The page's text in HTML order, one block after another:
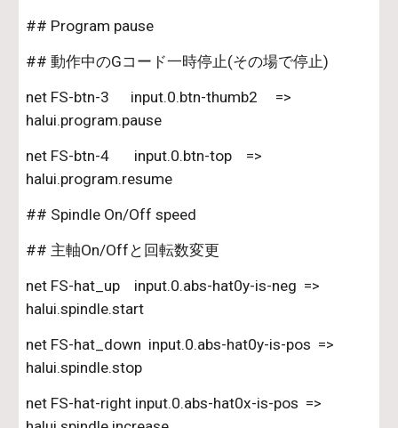
## Program pause
## 動作中のGコード一時停止(その場で停止)
net FS-btn-3      input.0.btn-thumb2     =>
halui.program.pause
net FS-btn-4       input.0.btn-top    =>
halui.program.resume
## Spindle On/Off speed
## 主軸On/Offと回転数変更
net FS-hat_up    input.0.abs-hat0y-is-neg  =>
halui.spindle.start
net FS-hat_down  input.0.abs-hat0y-is-pos  =>
halui.spindle.stop
net FS-hat-right input.0.abs-hat0x-is-pos  =>